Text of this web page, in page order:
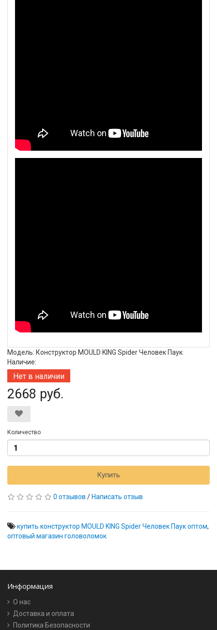
Модель: Конструктор MOULD KING Spider Человек Паук
Наличие:
Нет в наличии
2668 руб.
Количество
Купить
0 отзывов / Написать отзыв
купить конструктор MOULD KING Spider Человек Паук оптом,
оптовый магазин головоломок
Информация
О нас
Доставка и оплата
Политика Безопасности